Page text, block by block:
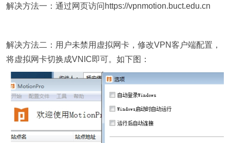
解决方法一：通过网页访问https://vpnmotion.buct.edu.cn
解决方法二：用户未禁用虚拟网卡，修改VPN客户端配置，
将虚拟网卡切换成VNIC即可。如下图：